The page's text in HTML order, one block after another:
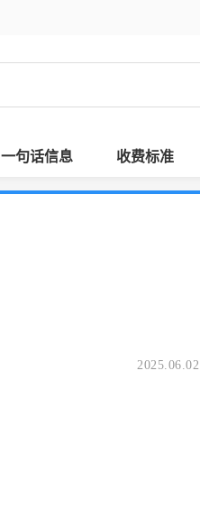
一句话信息 收费标准
2025.06.02